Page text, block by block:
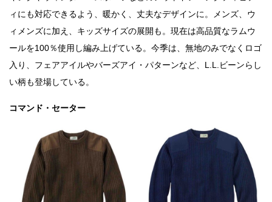
ィにも対応できるよう、暖かく、丈夫なデザインに。メンズ、ウ
ィメンズに加え、キッズサイズの展開も。現在は高品質なラムウ
ールを100％使用し編み上げている。今季は、無地のみでなくロゴ
入り、フェアアイルやバーズアイ・パターンなど、L.L.ビーンらし
い柄も登場している。
コマンド・セーター